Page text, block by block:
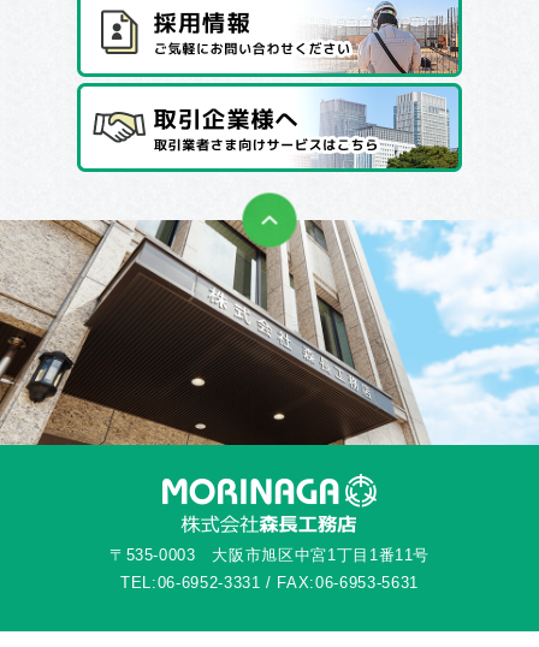
〒535-0003 大阪市旭区中宮1丁目1番11号
TEL:06-6952-3331 / FAX:06-6953-5631